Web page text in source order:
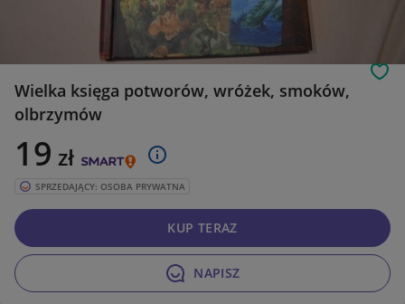
Wielka księga potworów, wróżek, smoków,
olbrzymów
19 zł
SPRZEDAJĄCY: OSOBA PRYWATNA
NAPISZ
KUP TERAZ